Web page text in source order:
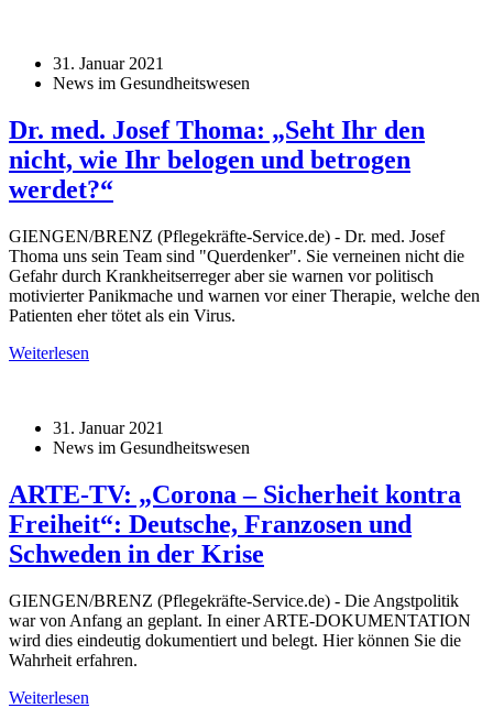
31. Januar 2021
News im Gesundheitswesen
Dr. med. Josef Thoma: „Seht Ihr den
nicht, wie Ihr belogen und betrogen
werdet?“
GIENGEN/BRENZ (Pflegekräfte-Service.de) - Dr. med. Josef
Thoma uns sein Team sind "Querdenker". Sie verneinen nicht die
Gefahr durch Krankheitserreger aber sie warnen vor politisch
motivierter Panikmache und warnen vor einer Therapie, welche den
Patienten eher tötet als ein Virus.
Weiterlesen
31. Januar 2021
News im Gesundheitswesen
ARTE-TV: „Corona – Sicherheit kontra
Freiheit“: Deutsche, Franzosen und
Schweden in der Krise
GIENGEN/BRENZ (Pflegekräfte-Service.de) - Die Angstpolitik
war von Anfang an geplant. In einer ARTE-DOKUMENTATION
wird dies eindeutig dokumentiert und belegt. Hier können Sie die
Wahrheit erfahren.
Weiterlesen